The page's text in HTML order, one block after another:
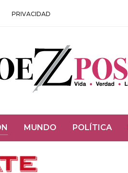
PRIVACIDAD
MUNDO POLÍTICA